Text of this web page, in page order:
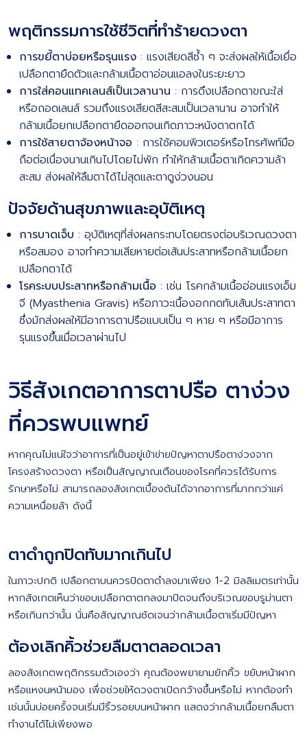
พฤติกรรมการใช้ชีวิตที่ทำร้ายดวงตา
การขยี้ตาบ่อยหรือรุนแรง : แรงเสียดสีซ้ำ ๆ จะส่งผลให้เนื้อเยื่อ
เปลือกตายืดตัวและกล้ามเนื้อตาอ่อนแอลงในระยะยาว
การใส่คอนแทคเลนส์เป็นเวลานาน : การดึงเปลือกตาขณะใส่
หรือถอดเลนส์ รวมถึงแรงเสียดสีสะสมเป็นเวลานาน อาจทำให้
กล้ามเนื้อยกเปลือกตายืดออกจนเกิดภาวะหนังตาตกได้
การใช้สายตาจ้องหน้าจอ : การใช้คอมพิวเตอร์หรือโทรศัพท์มือ
ถือต่อเนื่องนานเกินไปโดยไม่พัก ทำให้กล้ามเนื้อตาเกิดความล้า
สะสม ส่งผลให้ลืมตาได้ไม่สุดและตาดูง่วงนอน
ปัจจัยด้านสุขภาพและอุบัติเหตุ
การบาดเจ็บ : อุบัติเหตุที่ส่งผลกระทบโดยตรงต่อบริเวณดวงตา
หรือสมอง อาจทำความเสียหายต่อเส้นประสาทหรือกล้ามเนื้อยก
เปลือกตาได้
โรคระบบประสาทหรือกล้ามเนื้อ : เช่น โรคกล้ามเนื้ออ่อนแรงเอ็ม
จี (Myasthenia Gravis) หรือภาวะเนื้องอกกดทับเส้นประสาทตา
ซึ่งมักส่งผลให้มีอาการตาปรือแบบเป็น ๆ หาย ๆ หรือมีอาการ
รุนแรงขึ้นเมื่อเวลาผ่านไป
วิธีสังเกตอาการตาปรือ ตาง่วง
ที่ควรพบแพทย์
หากคุณไม่แน่ใจว่าอาการที่เป็นอยู่เข้าข่ายปัญหาตาปรือตาง่วงจาก
โครงสร้างดวงตา หรือเป็นสัญญาณเตือนของโรคที่ควรได้รับการ
รักษาหรือไม่ สามารถลองสังเกตเบื้องต้นได้จากอาการที่มากกว่าแค่
ความเหนื่อยล้า ดังนี้
ตาดำถูกปิดทับมากเกินไป
ในภาวะปกติ เปลือกตาบนควรปิดตาดำลงมาเพียง 1-2 มิลลิเมตรเท่านั้น
หากสังเกตเห็นว่าขอบเปลือกตาตกลงมาปิดจนถึงบริเวณขอบรูม่านตา
หรือเกินกว่านั้น นั่นคือสัญญาณชัดเจนว่ากล้ามเนื้อตาเริ่มมีปัญหา
ต้องเลิกคิ้วช่วยลืมตาตลอดเวลา
ลองสังเกตพฤติกรรมตัวเองว่า คุณต้องพยายามยักคิ้ว ขยับหน้าผาก
หรือแหงนหน้ามอง เพื่อช่วยให้ดวงตาเปิดกว้างขึ้นหรือไม่ หากต้องทำ
เช่นนั้นบ่อยครั้งจนเริ่มมีริ้วรอยบนหน้าผาก แสดงว่ากล้ามเนื้อยกลืมตา
ทำงานได้ไม่เพียงพอ